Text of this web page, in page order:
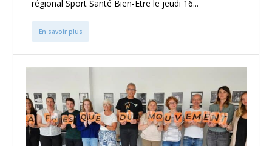
régional Sport Santé Bien-Être le jeudi 16...
En savoir plus